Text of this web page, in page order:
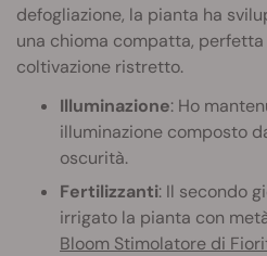
defogliazione, la pianta ha
una chioma compatta,
coltivazione ristretto.
Illuminazione: Ho
illuminazione composto
oscurità.
Fertilizzanti: Il secondo
irrigato la pianta con
Bloom Stimolatore di